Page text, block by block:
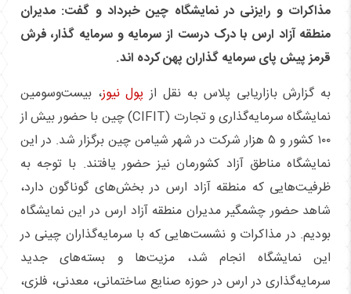
مذاکرات و رایزنی در نمایشگاه چین خبرداد و گفت: مدیران
منطقه آزاد ارس با درک درست از سرمایه و سرمایه گذار، فرش
قرمز پیش پای سرمایه گذاران پهن کرده اند.
به گزارش بازاریابی پلاس به نقل ازپول نیوز، بیست‌وسومین
نمایشگاه سرمایه‌گذاری و تجارت (CIFIT) چین با حضور بیش از
۱۰۰ کشور و ۵ هزار شرکت در شهر شیامن چین برگزار شد. در این
نمایشگاه مناطق آزاد کشورمان نیز حضور یافتند. با توجه به
ظرفیت‌هایی که منطقه آزاد ارس در بخش‌های گوناگون دارد،
شاهد حضور چشمگیر مدیران منطقه آزاد ارس در این نمایشگاه
بودیم. در مذاکرات و نشست‌هایی که با سرمایه‌گذاران چینی در
این نمایشگاه انجام شد، مزیت‌ها و بسته‌های جدید
سرمایه‌گذاری در ارس در حوزه صنایع ساختمانی، معدنی، فلزی،